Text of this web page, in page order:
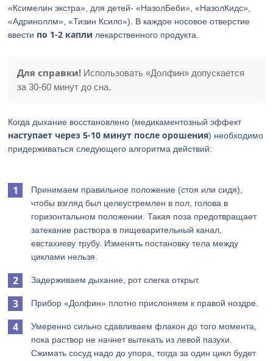
«Ксимелин экстра», для детей- «НазолБеби», «НазолКидс»,
«Адриноллм», «Тизин Ксило»). В каждое носовое отверстие
ввести по 1-2 капли лекарственного продукта.
Для справки! Использовать «Долфин» допускается
за 30-60 минут до сна.
Когда дыхание восстановлено (медикаментозный эффект
наступает через 5-10 минут после орошения) необходимо
придерживаться следующего алгоритма действий:
Принимаем правильное положение (стоя или сидя),
чтобы взгляд был целеустремлен в пол, голова в
горизонтальном положении. Такая поза предотвращает
затекание раствора в пищеварительный канал,
евстахиеву трубу. Изменять постановку тела между
циклами нельзя.
Задерживаем дыхание, рот слегка открыт.
Прибор «Долфин» плотно прислоняем к правой ноздре.
Умеренно сильно сдавливаем флакон до того момента,
пока раствор не начнет вытекать из левой пазухи.
Сжимать сосуд надо до упора, тогда за один цикл будет